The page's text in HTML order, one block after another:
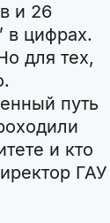
и 26
в цифрах.
для тех,
путь
и кто
ГАУ